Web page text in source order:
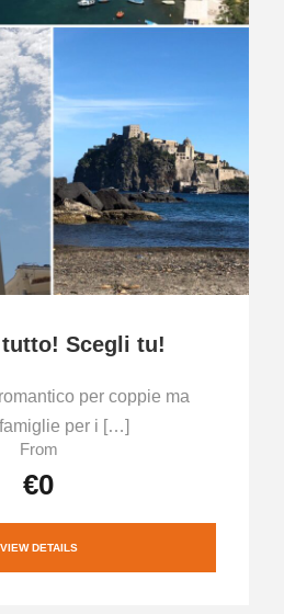
tutto! Scegli tu!
per coppie ma
per i […]
From
€0
VIEW DETAILS